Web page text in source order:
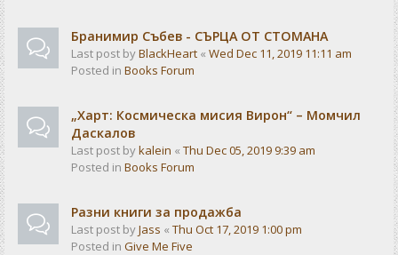
Бранимир Събев - СЪРЦА ОТ СТОМАНА
Last post byBlackHeart « Wed Dec 11, 2019 11:11 am
Posted in Books Forum
„Харт: Космическа мисия Вирон“ – Момчил
Даскалов
Last post bykalein « Thu Dec 05, 2019 9:39 am
Posted in Books Forum
Разни книги за продажба
Last post byJass « Thu Oct 17, 2019 1:00 pm
Posted in Give Me Five